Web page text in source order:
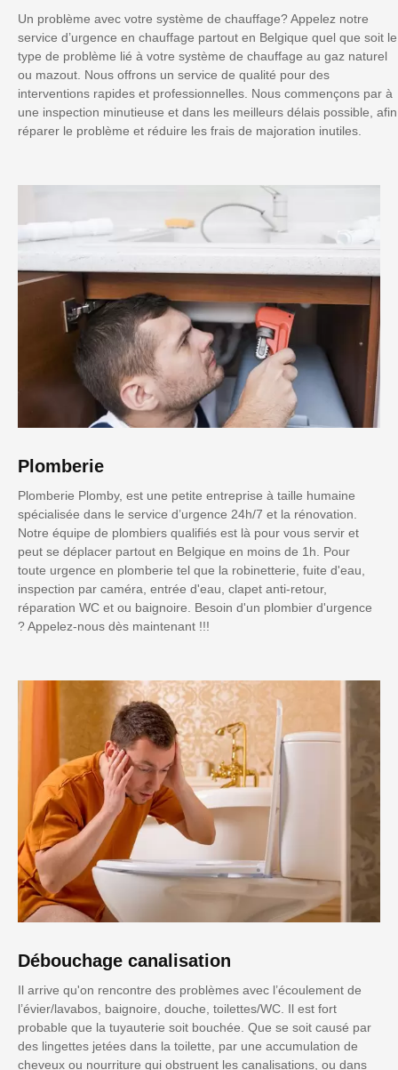
Un problème avec votre système de chauffage? Appelez notre
service d’urgence en chauffage partout en Belgique quel que soit le
type de problème lié à votre système de chauffage au gaz naturel
ou mazout. Nous offrons un service de qualité pour des
interventions rapides et professionnelles. Nous commençons par à
une inspection minutieuse et dans les meilleurs délais possible, afin
réparer le problème et réduire les frais de majoration inutiles.
Plomberie
Plomberie Plomby, est une petite entreprise à taille humaine
spécialisée dans le service d’urgence 24h/7 et la rénovation.
Notre équipe de plombiers qualifiés est là pour vous servir et
peut se déplacer partout en Belgique en moins de 1h. Pour
toute urgence en plomberie tel que la robinetterie, fuite d'eau,
inspection par caméra, entrée d'eau, clapet anti-retour,
réparation WC et ou baignoire. Besoin d'un plombier d'urgence
? Appelez-nous dès maintenant !!!
Débouchage canalisation
Il arrive qu'on rencontre des problèmes avec l’écoulement de
l’évier/lavabos, baignoire, douche, toilettes/WC. Il est fort
probable que la tuyauterie soit bouchée. Que se soit causé par
des lingettes jetées dans la toilette, par une accumulation de
cheveux ou nourriture qui obstruent les canalisations, ou dans